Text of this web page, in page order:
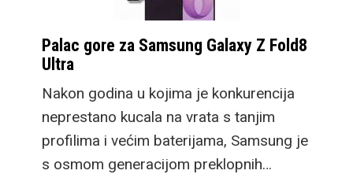
Palac gore za Samsung Galaxy Z Fold8
Ultra
Nakon godina u kojima je konkurencija
neprestano kucala na vrata s tanjim
profilima i većim baterijama, Samsung je
s osmom generacijom preklopnih…